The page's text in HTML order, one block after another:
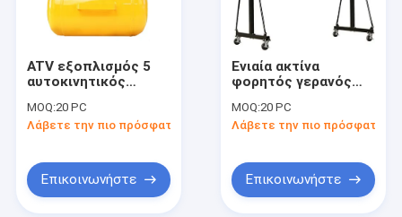
ATV εξοπλισμός 5
αυτοκινητικός
εργαστηρίων Seater
χαντρών γαλονιού
MOQ:20 PC
Λάβετε την πιο πρόσφατη τιμή
Επικοινωνήστε
Ενιαία ακτίνα
φορητός γερανός
1 τόνου
MOQ:20 PC
Λάβετε την πιο πρόσφατη
Επικοινωνήστε